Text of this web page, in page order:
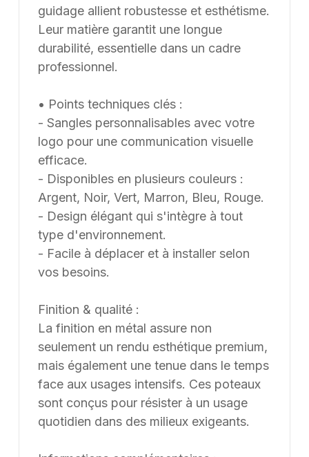
guidage allient robustesse et esthétisme.
Leur matière garantit une longue
durabilité, essentielle dans un cadre
professionnel.
• Points techniques clés :
- Sangles personnalisables avec votre
logo pour une communication visuelle
efficace.
- Disponibles en plusieurs couleurs :
Argent, Noir, Vert, Marron, Bleu, Rouge.
- Design élégant qui s'intègre à tout
type d'environnement.
- Facile à déplacer et à installer selon
vos besoins.
Finition & qualité :
La finition en métal assure non
seulement un rendu esthétique premium,
mais également une tenue dans le temps
face aux usages intensifs. Ces poteaux
sont conçus pour résister à un usage
quotidien dans des milieux exigeants.